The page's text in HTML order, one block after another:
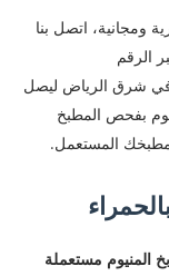
ومجانية، اتصل بنا
الرقم
في شرق الرياض ليصل
بفحص المطبخ
المستعمل.
المنيوم مستعملة